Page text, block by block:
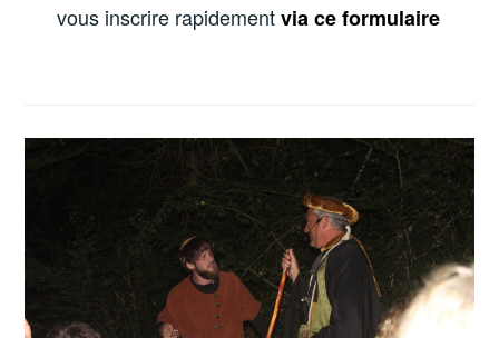
vous inscrire rapidementvia ce formulaire